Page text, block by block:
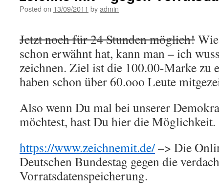
Posted on 13/09/2011 byadmin
Jetzt noch für 24 Stunden möglich!
schon erwähnt hat, kann man – ich
zeichnen. Ziel ist die 100.00-Marke zu
haben schon über 60.ooo Leute
Also wenn Du mal bei unserer
möchtest, hast Du hier die
https://www.zeichnemit.de/–> Die
Deutschen Bundestag gegen die
Vorratsdatenspeicherung.